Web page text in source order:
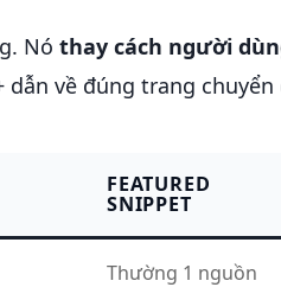
Nó thay cách người
về đúng trang chuyển
FEATURED
SNIPPET
Thường 1 nguồn